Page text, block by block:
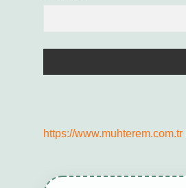
https://www.muhterem.com.tr